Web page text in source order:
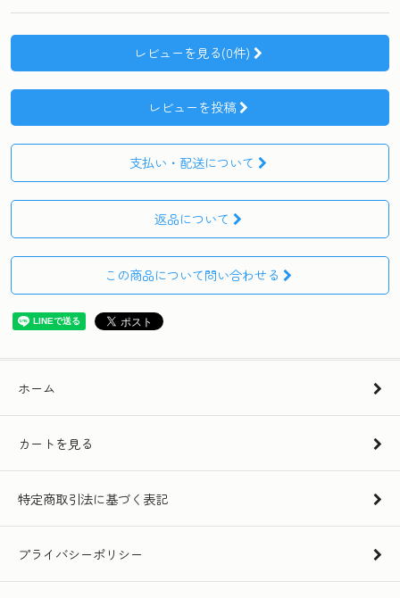
レビューを見る(0件)
レビューを投稿
支払い・配送について
返品について
この商品について問い合わせる
ホーム
カートを見る
特定商取引法に基づく表記
プライバシーポリシー